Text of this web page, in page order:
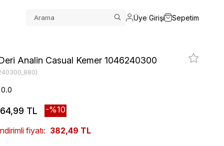
Üye Girişi Sepetim
Analin Casual Kemer 1046240300
0.0
TL 10
fiyatı: 382,49 TL